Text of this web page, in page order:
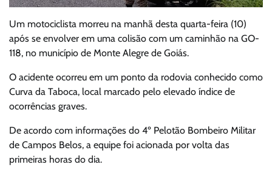
Um motociclista morreu na manhã desta quarta-feira (10)
após se envolver em uma colisão com um caminhão na GO-
118, no município de Monte Alegre de Goiás.
O acidente ocorreu em um ponto da rodovia conhecido como
Curva da Taboca, local marcado pelo elevado índice de
ocorrências graves.
De acordo com informações do 4º Pelotão Bombeiro Militar
de Campos Belos, a equipe foi acionada por volta das
primeiras horas do dia.